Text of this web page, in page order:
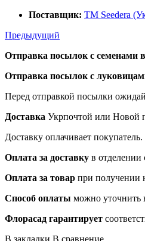
Поставщик: ТМ Seedera
Предыдущий
Отправка посылок с семенами
Отправка посылок с
Перед отправкой посылки
Доставка Укрпочтой или Новой
Доставку оплачивает покупатель.
Оплата за доставку в отделении
Оплата за товар при получении
Способ оплаты можно уточнить
Флорасад гарантирует
В закладки В сравнение